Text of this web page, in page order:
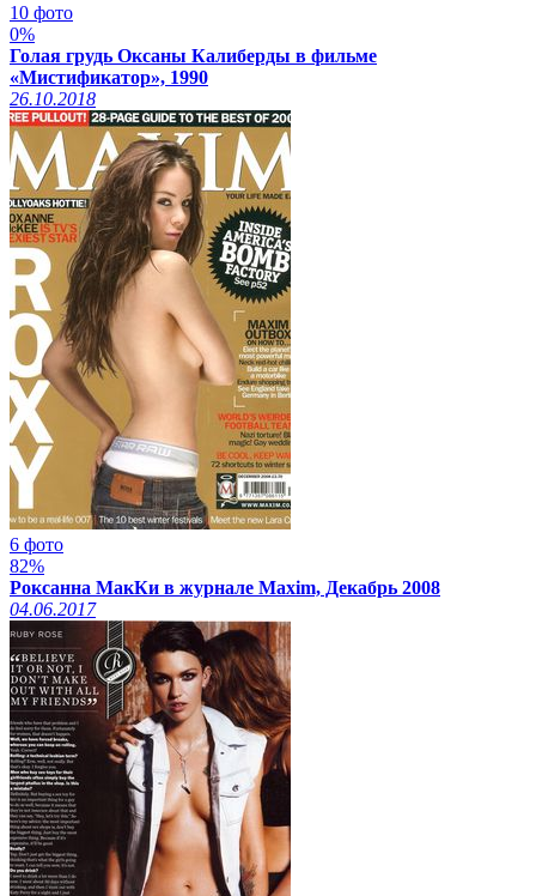
10 фото
0%
Голая грудь Оксаны Калиберды в фильме
«Мистификатор», 1990
26.10.2018
6 фото
82%
Роксанна МакКи в журнале Maxim, Декабрь 2008
04.06.2017